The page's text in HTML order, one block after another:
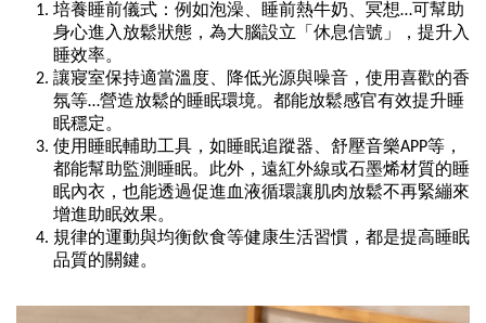
培養睡前儀式：例如泡澡、睡前熱牛奶、冥想…可幫助
身心進入放鬆狀態，為大腦設立「休息信號」， 提升入
睡效率。
讓寢室保持適當溫度、降低光源與噪音，使用喜歡的香
氛等…營造放鬆的睡眠環境。都能放鬆感官有效提升睡
眠穩定。
使用睡眠輔助工具，如睡眠追蹤器、舒壓音樂APP等，
都能幫助監測睡眠。此外，遠紅外線或石墨烯材質的睡
眠內衣， 也能透過促進血液循環讓肌肉放鬆不再緊繃來
增進助眠效果。
規律的運動與均衡飲食等健康生活習慣，都是提高睡眠
品質的關鍵。